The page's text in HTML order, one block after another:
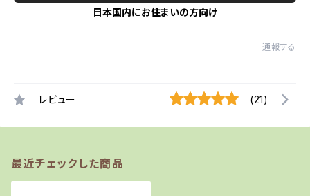
日本国内にお住まいの方向け
通報する
レビュー (21)
最近チェックした商品